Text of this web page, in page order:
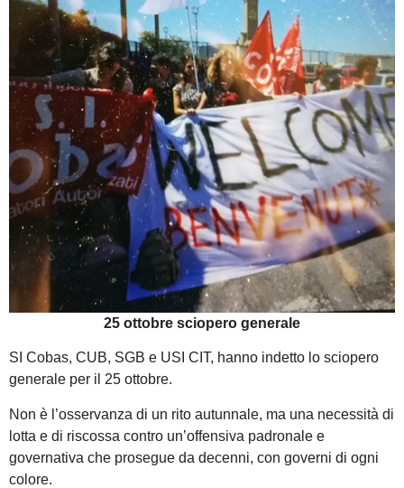
25 ottobre sciopero generale
SI Cobas, CUB, SGB e USI CIT, hanno indetto lo sciopero
generale per il 25 ottobre.
Non è l’osservanza di un rito autunnale, ma una necessità di
lotta e di riscossa contro un’offensiva padronale e
governativa che prosegue da decenni, con governi di ogni
colore.